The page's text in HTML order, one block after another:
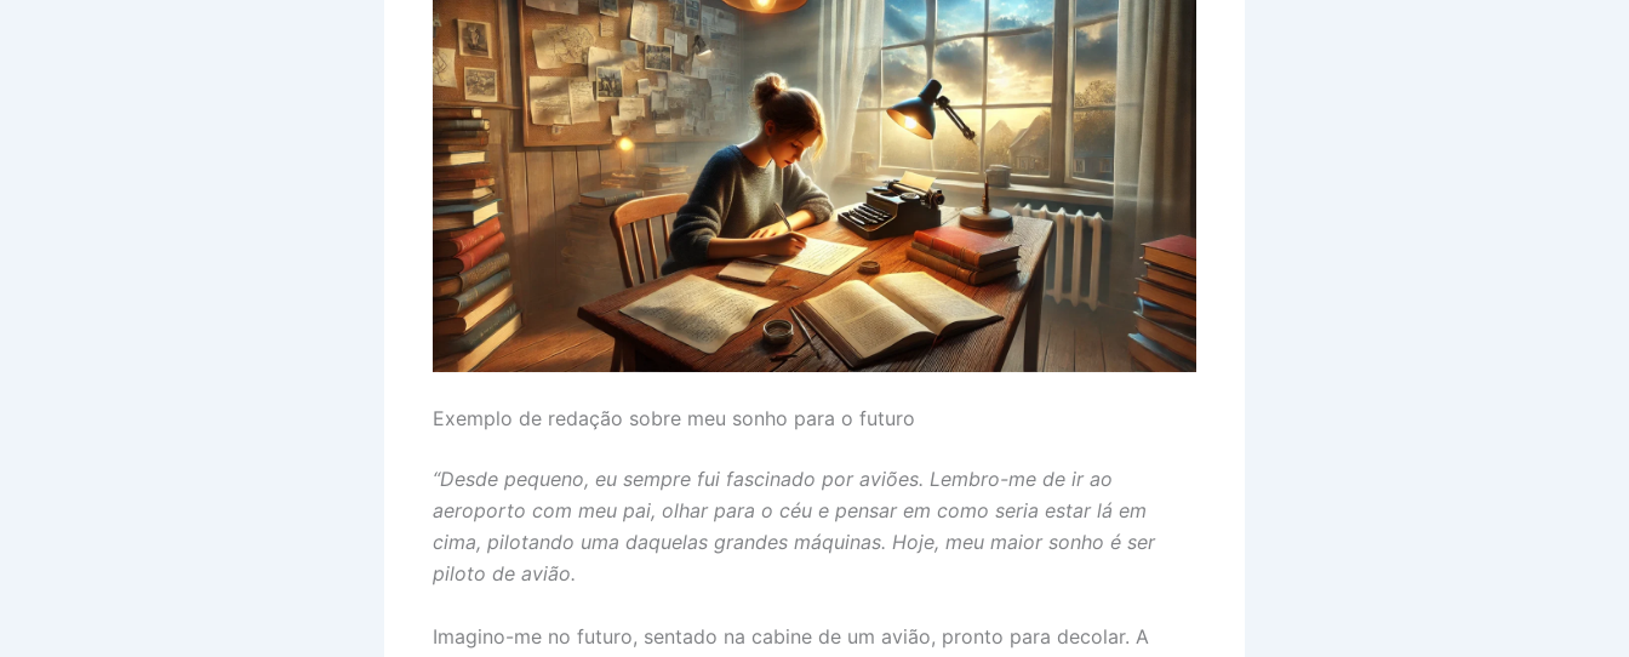
Exemplo de redação sobre meu sonho para o futuro
“Desde pequeno, eu sempre fui fascinado por aviões. Lembro-me de ir ao
aeroporto com meu pai, olhar para o céu e pensar em como seria estar lá em
cima, pilotando uma daquelas grandes máquinas. Hoje, meu maior sonho é ser
piloto de avião.
Imagino-me no futuro, sentado na cabine de um avião, pronto para decolar. A